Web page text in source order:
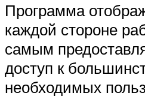
Программа
каждой стороне
самым
доступ к
необходимых